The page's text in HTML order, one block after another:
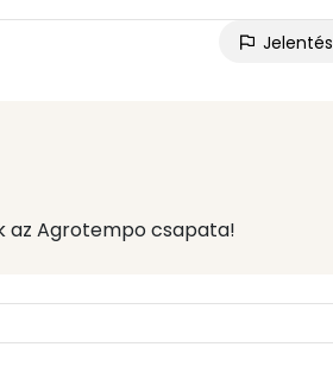
Jelentés
az Agrotempo csapata!